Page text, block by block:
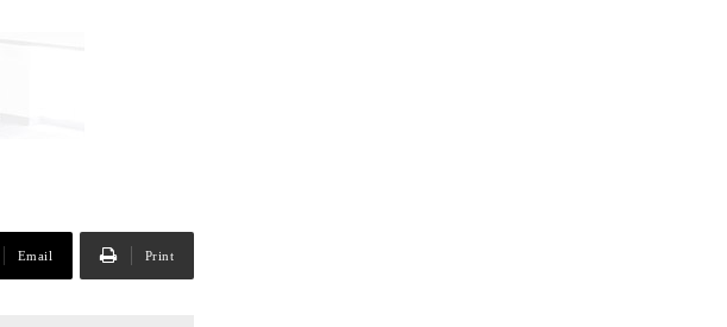
Email Print